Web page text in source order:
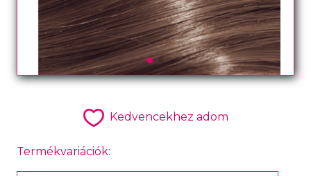
Kedvencekhez adom
Termékvariációk: